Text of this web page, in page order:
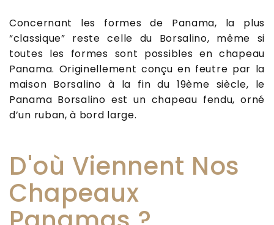
Concernant les formes de Panama, la plus
“classique” reste celle du Borsalino, même si
toutes les formes sont possibles en chapeau
Panama. Originellement conçu en feutre par la
maison Borsalino à la fin du 19ème siècle, le
Panama Borsalino est un chapeau fendu, orné
d’un ruban, à bord large.
D'où Viennent Nos
Chapeaux